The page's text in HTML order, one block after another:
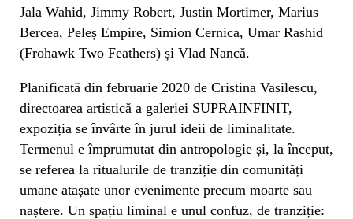
Jala Wahid, Jimmy Robert, Justin Mortimer, Marius
Bercea, Peleș Empire, Simion Cernica, Umar Rashid
(Frohawk Two Feathers) și Vlad Nancă.
Planificată din februarie 2020 de Cristina Vasilescu,
directoarea artistică a galeriei SUPRAINFINIT,
expoziția se învârte în jurul ideii de liminalitate.
Termenul e împrumutat din antropologie și, la început,
se referea la ritualurile de tranziție din comunități
umane atașate unor evenimente precum moarte sau
naștere. Un spațiu liminal e unul confuz, de tranziție: